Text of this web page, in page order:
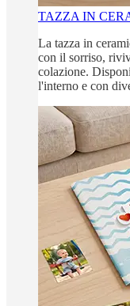
TAZZA IN
La tazza in
con il sorriso,
colazione.
l'interno e con